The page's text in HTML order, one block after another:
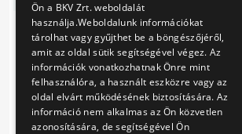
Előző 1 2 ... 14
17 18 19 20 21
Ön a BKV Zrt. weboldalát
használja.Weboldalunk információkat
tárolhat vagy gyűjthet be a böngészőjéről,
amit az oldal sütik segítségével végez. Az
információk vonatkozhatnak Önre mint
felhasználóra, a használt eszközre vagy az
oldal elvárt működésének biztosítására. Az
információ nem alkalmas az Ön közvetlen
azonosítására, de segítségével Ön